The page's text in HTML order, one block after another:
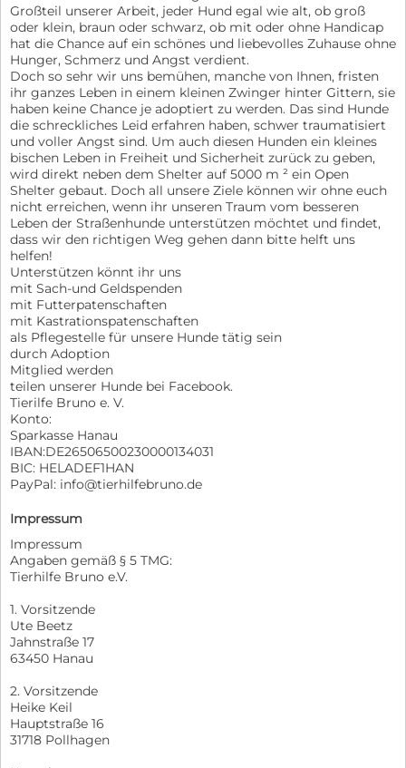
Großteil unserer Arbeit, jeder Hund egal wie alt, ob groß
oder klein, braun oder schwarz, ob mit oder ohne Handicap
hat die Chance auf ein schönes und liebevolles Zuhause ohne
Hunger, Schmerz und Angst verdient.
Doch so sehr wir uns bemühen, manche von Ihnen, fristen
ihr ganzes Leben in einem kleinen Zwinger hinter Gittern, sie
haben keine Chance je adoptiert zu werden. Das sind Hunde
die schreckliches Leid erfahren haben, schwer traumatisiert
und voller Angst sind. Um auch diesen Hunden ein kleines
bischen Leben in Freiheit und Sicherheit zurück zu geben,
wird direkt neben dem Shelter auf 5000 m ² ein Open
Shelter gebaut. Doch all unsere Ziele können wir ohne euch
nicht erreichen, wenn ihr unseren Traum vom besseren
Leben der Straßenhunde unterstützen möchtet und findet,
dass wir den richtigen Weg gehen dann bitte helft uns
helfen!
Unterstützen könnt ihr uns
mit Sach-und Geldspenden
mit Futterpatenschaften
mit Kastrationspatenschaften
als Pflegestelle für unsere Hunde tätig sein
durch Adoption
Mitglied werden
teilen unserer Hunde bei Facebook.
Tierilfe Bruno e. V.
Konto:
Sparkasse Hanau
IBAN:DE26506500230000134031
BIC: HELADEF1HAN
PayPal: info@tierhilfebruno.de
Impressum
Impressum
Angaben gemäß § 5 TMG:
Tierhilfe Bruno e.V.
1. Vorsitzende
Ute Beetz
Jahnstraße 17
63450 Hanau
2. Vorsitzende
Heike Keil
Hauptstraße 16
31718 Pollhagen